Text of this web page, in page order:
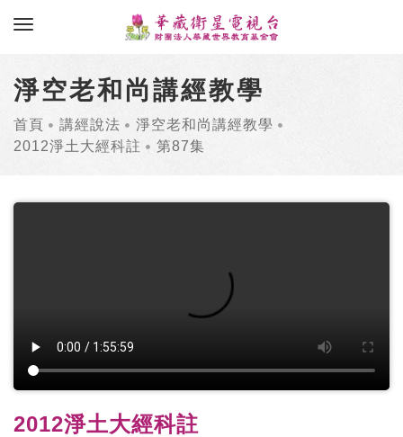
toggle navigation
淨空老和尚講經教學
首頁 講經說法
淨空老和尚講經教學
2012淨土大經科註
第87集
2012淨土大經科註